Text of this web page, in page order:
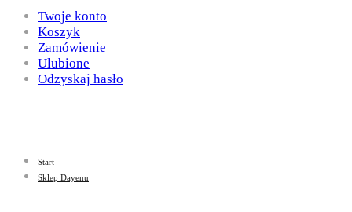
God
Design
for
God
Twoje konto
Koszyk
Zamówienie
Ulubione
Odzyskaj hasło
Start
Sklep Dayenu